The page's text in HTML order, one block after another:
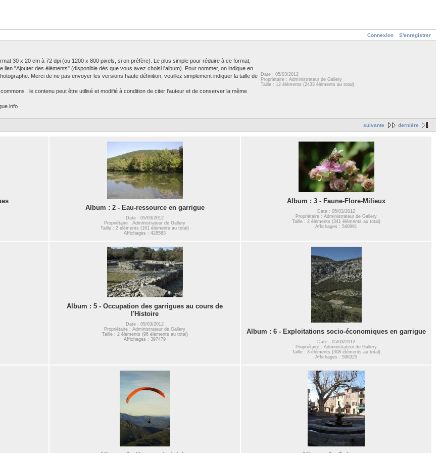
Connexion S'enregistrer
30 x 20 cm à 72 dpi (ou 1200 x 800 pixels, si on préfère). Le plus simple pour réduire à ce format,
"Ajouter des éléments" (disponible dès que vous avez choisi l'album). Pour nommer, on indique en
Merci de ne pas envoyer les versions haute définition, veuillez simplement indiquer la taille de
: le contenu peut être utilisé et modifié à condition de citer l'auteur et de conserver la même
Date : 05/03/2012
Propriétaire : Administrateur de Gallery
Taille : 12 éléments (2433 éléments au total)
suivante dernière
Album : 2 - Eau-ressource en garrigue
Date : 05/03/2012
Propriétaire : Administrateur de Gallery
Taille : 2 éléments (161 éléments au total)
Affichages : 428583
Album : 3 - Faune-Flore-Milieux
Date : 05/03/2012
Propriétaire : Administrateur de Gallery
Taille : 2 éléments (341 éléments au total)
Affichages : 540991
Album : 5 - Occupation des garrigues au cours de
l'Histoire
Date : 05/03/2012
Propriétaire : Administrateur de Gallery
Taille : 2 éléments (96 éléments au total)
Affichages : 397479
Album : 6 - Exploitations socio-économiques en garrigue
Date : 05/03/2012
Propriétaire : Administrateur de Gallery
Taille : 3 éléments (308 éléments au total)
Affichages : 596325